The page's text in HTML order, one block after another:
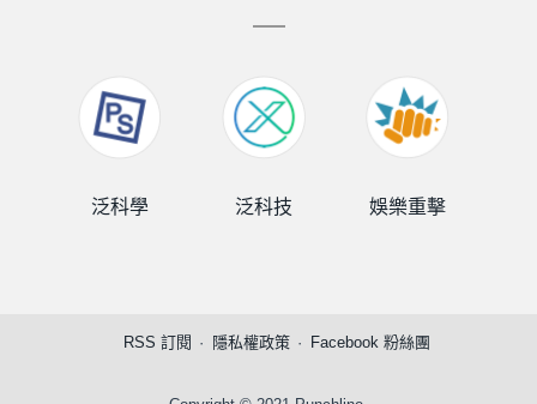
泛科學 泛科技 娛樂重擊
RSS 訂閱 隱私權政策 Facebook 粉絲團